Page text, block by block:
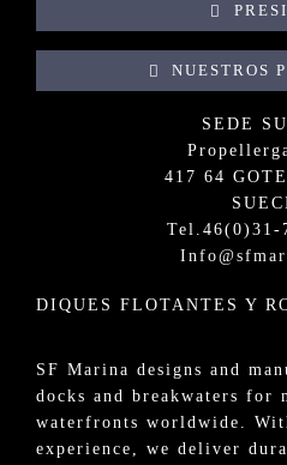
NUESTROS
SEDE
417 64
Tel. 46(0)31-
DIQUES FLOTANTES Y
SF Marina designs and
docks and breakwaters for
waterfronts worldwide.
experience, we deliver